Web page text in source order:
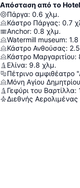
Απόσταση από το
Πάργα: 0.6 χλμ.
Κάστρο Πάργας: 0.7
Anchor: 0.8 χλμ.
Watermill museum: 1.8
Κάστρο Ανθούσας: 2.5
Κάστρο Μαργαριτίου:
Ελίνα: 9.8 χλμ.
Πέτρινο αμφιθέατρο
Μόνη Αγίου Δημητρίου
Γεφύρι του Βαρτίλλα: